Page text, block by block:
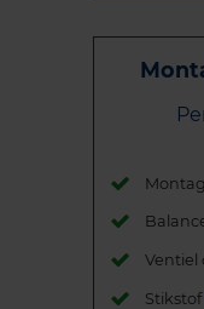
Ventiel
Stikstof